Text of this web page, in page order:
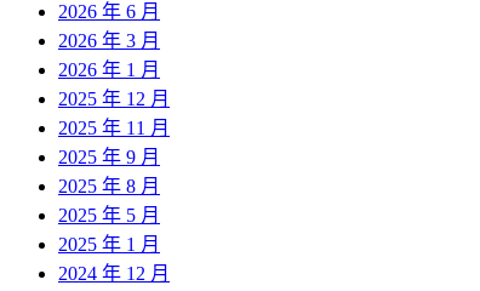
2026 年 6 月
2026 年 3 月
2026 年 1 月
2025 年 12 月
2025 年 11 月
2025 年 9 月
2025 年 8 月
2025 年 5 月
2025 年 1 月
2024 年 12 月